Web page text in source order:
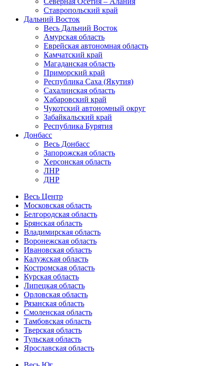
Ставропольский край
Дальний Восток
Весь Дальний Восток
Амурская область
Еврейская автономная область
Камчатский край
Магаданская область
Приморский край
Республика Саха (Якутия)
Сахалинская область
Хабаровский край
Чукотский автономный округ
Забайкальский край
Республика Бурятия
Донбасс
Весь Донбасс
Запорожская область
Херсонская область
ЛНР
ДНР
Весь Центр
Московская область
Белгородская область
Брянская область
Владимирская область
Воронежская область
Ивановская область
Калужская область
Костромская область
Курская область
Липецкая область
Орловская область
Рязанская область
Смоленская область
Тамбовская область
Тверская область
Тульская область
Ярославская область